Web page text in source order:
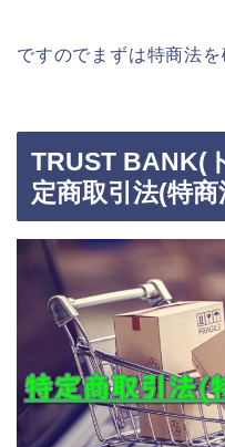
ですのでまずは特商法を
TRUST BANK(
定商取引法(特